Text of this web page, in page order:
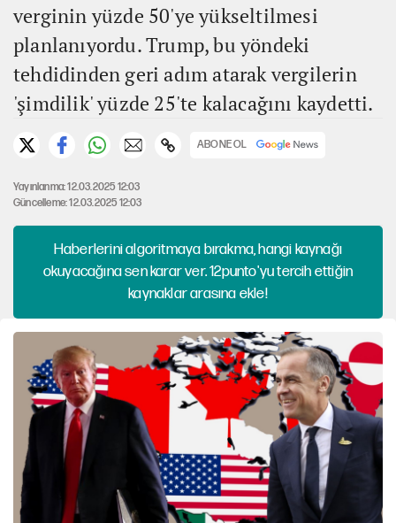
verginin yüzde 50'ye yükseltilmesi
planlanıyordu. Trump, bu yöndeki
tehdidinden geri adım atarak vergilerin
'şimdilik' yüzde 25'te kalacağını kaydetti.
ABONE OL
Yayınlanma: 12.03.2025 12:03
Güncelleme: 12.03.2025 12:03
Haberlerini algoritmaya bırakma, hangi kaynağı
okuyacağına sen karar ver. 12punto'yu tercih ettiğin
kaynaklar arasına ekle!